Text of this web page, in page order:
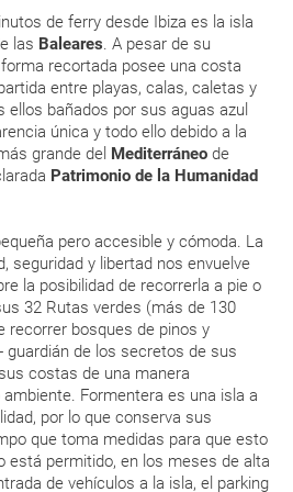
de ferry desde Ibiza es la isla
las Baleares . A pesar de su
recortada posee una costa
entre playas, calas, caletas y
ellos bañados por sus aguas azul
única y todo ello debido a la
grande del Mediterráneo de
Patrimonio de la Humanidad
pero accesible y cómoda. La
seguridad y libertad nos envuelve
la posibilidad de recorrerla a pie o
32 Rutas verdes (más de 130
recorrer bosques de pinos y
guardián de los secretos de sus
costas de una manera
Formentera es una isla a
por lo que conserva sus
que toma medidas para que esto
está permitido, en los meses de alta
de vehículos a la isla, el parking
para disfrutar de su
más altas, se recomienda
resguardarse del sol en las horas
es suave durante todo el año. En
es más intenso y la Isla está más
17.2 °C
9.3 °C
ABR
19 °C
10.9 °C
la presentación de la tarjeta de embarque
su web) para que no te carguen un
aeropuerto.
la documentación de un paquete
te enviaremos la documentación
días antes de salida, la cual deberás
viaje.
en el mostrador de la compañía
in el día de la salida.
¿Puedo anular o
viaje? ¿Qué gastos puede
o modificación del viaje?
mi pasaporte para ir
tengo que estar en el